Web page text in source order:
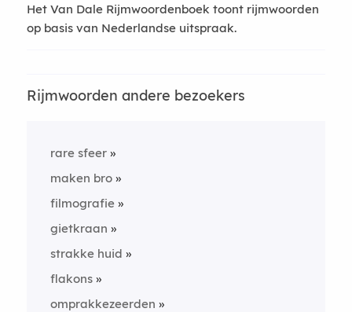
Het Van Dale Rijmwoordenboek toont rijmwoorden
op basis van Nederlandse uitspraak.
Rijmwoorden andere bezoekers
rare sfeer
maken bro
filmografie
gietkraan
strakke huid
flakons
omprakkezeerden